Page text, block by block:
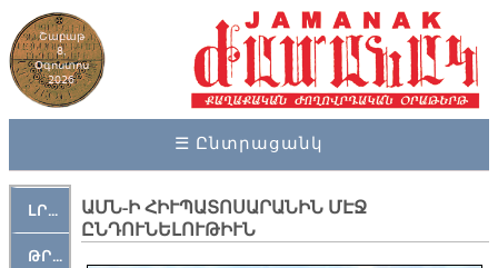
Շաբաթ
8,
Օգոստոս
2026
☰ Ընտրացանկ
ԼՐԱՀՈՍ
ԹՐՔԱՀԱՅ ԿԵԱՆՔ
ԱՄՆ-Ի ՀԻՒՊԱՏՈՍԱՐԱՆԻՆ ՄԷՋ
ԸՆԴՈՒՆԵԼՈՒԹԻՒՆ